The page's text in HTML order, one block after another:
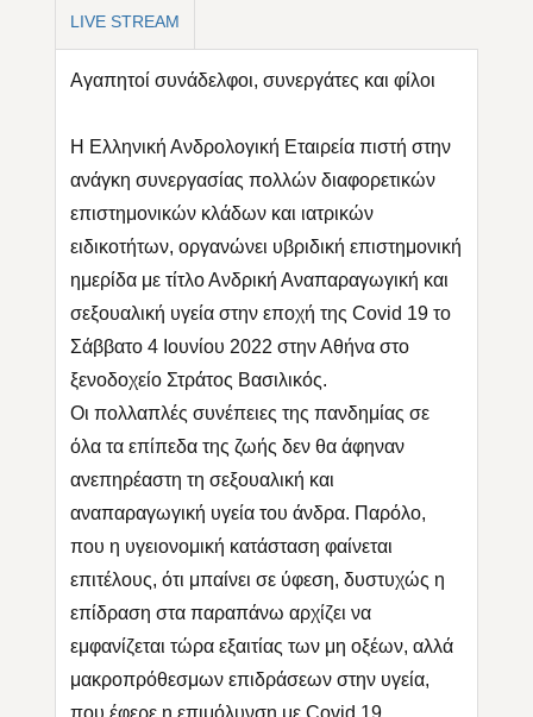
LIVE STREAM
Αγαπητοί συνάδελφοι, συνεργάτες και φίλοι
Η Ελληνική Ανδρολογική Εταιρεία πιστή στην
ανάγκη συνεργασίας πολλών διαφορετικών
επιστημονικών κλάδων και ιατρικών
ειδικοτήτων, οργανώνει υβριδική επιστημονική
ημερίδα με τίτλο Ανδρική Αναπαραγωγική και
σεξουαλική υγεία στην εποχή της Covid 19 το
Σάββατο 4 Ιουνίου 2022 στην Αθήνα στο
ξενοδοχείο Στράτος Βασιλικός.
Οι πολλαπλές συνέπειες της πανδημίας σε
όλα τα επίπεδα της ζωής δεν θα άφηναν
ανεπηρέαστη τη σεξουαλική και
αναπαραγωγική υγεία του άνδρα. Παρόλο,
που η υγειονομική κατάσταση φαίνεται
επιτέλους, ότι μπαίνει σε ύφεση, δυστυχώς η
επίδραση στα παραπάνω αρχίζει να
εμφανίζεται τώρα εξαιτίας των μη οξέων, αλλά
μακροπρόθεσμων επιδράσεων στην υγεία,